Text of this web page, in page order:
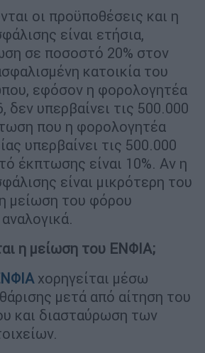
οι προϋποθέσεις και η
είναι ετήσια,
σε ποσοστό 20% στον
κατοικία του
εφόσον η φορολογητέα
δεν υπερβαίνει τις 500.000
που η φορολογητέα
υπερβαίνει τις 500.000
έκπτωσης είναι 10%. Αν η
είναι μικρότερη του
μείωση του φόρου
η μείωση του ΕΝΦΙΑ;
χορηγείται μέσω
μετά από αίτηση του
και διασταύρωση των